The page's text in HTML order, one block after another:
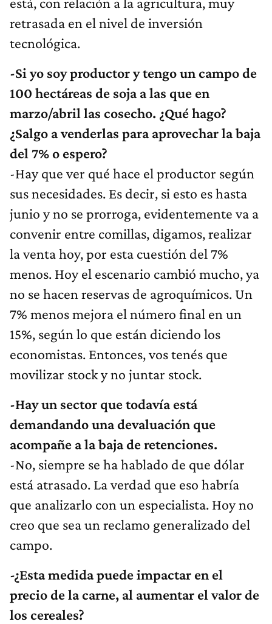
retrasada en el nivel de inversión
tecnológica.
-Si yo soy productor y tengo un campo de
100 hectáreas de soja a las que en
marzo/abril las cosecho. ¿Qué hago?
¿Salgo a venderlas para aprovechar la baja
del 7% o espero?
-Hay que ver qué hace el productor según
sus necesidades. Es decir, si esto es hasta
junio y no se prorroga, evidentemente va a
convenir entre comillas, digamos, realizar
la venta hoy, por esta cuestión del 7%
menos. Hoy el escenario cambió mucho, ya
no se hacen reservas de agroquímicos. Un
7% menos mejora el número final en un
15%, según lo que están diciendo los
economistas. Entonces, vos tenés que
movilizar stock y no juntar stock.
-Hay un sector que todavía está
demandando una devaluación que
acompañe a la baja de retenciones.
-No, siempre se ha hablado de que dólar
está atrasado. La verdad que eso habría
que analizarlo con un especialista. Hoy no
creo que sea un reclamo generalizado del
campo.
-¿Esta medida puede impactar en el
precio de la carne, al aumentar el valor de
los cereales?